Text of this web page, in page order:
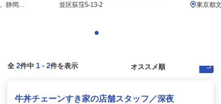
静岡...
並区荻窪5-13-2
東京都
全 2件中 1 - 2件を表示
牛丼チェーンすき家の店舗スタッフ／深夜